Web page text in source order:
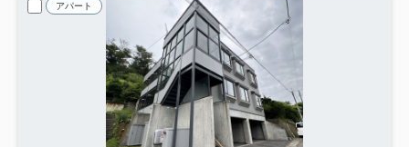
アパート